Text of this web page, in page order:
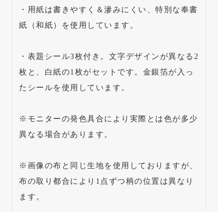
・用紙は書きやすく＆滲みにくい、特別な奉書
紙（和紙）を使用しています。
・表題シール3枚付き。文字デザインが異なる2
枚と、白紙の1枚がセットです。金銀箔が入っ
たシールを使用しています。
※モニターの発色具合により実際とは色が多少
異なる場合があります。
※画像の布と同じ生地を使用しておりますが、
布の取り都合により1点ずつ柄の位置は異なり
ます。